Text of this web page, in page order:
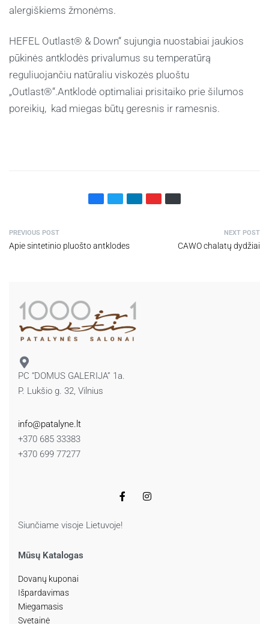
alergiškiems žmonėms.
HEFEL Outlast® & Down“ sujungia nuostabiai jaukios
pūkinės antklodės privalumus su temperatūrą
reguliuojančiu natūraliu viskozės pluoštu
„Outlast®“.Antklodė optimaliai prisitaiko prie šilumos
poreikių, kad miegas būtų geresnis ir ramesnis.
PREVIOUS POST
Apie sintetinio pluošto antklodes
NEXT POST
CAWO chalatų dydžiai
PC “DOMUS GALERIJA” 1a.
P. Lukšio g. 32, Vilnius
info@patalyne.lt
+370 685 33383
+370 699 77277
Siunčiame visoje Lietuvoje!
Mūsų Katalogas
Dovanų kuponai
Išpardavimas
Miegamasis
Svetainė